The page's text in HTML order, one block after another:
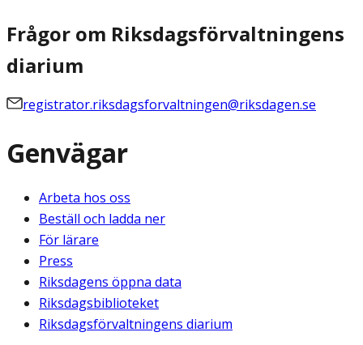
Frågor om Riksdagsförvaltningens
diarium
registrator.riksdagsforvaltningen@riksdagen.se
Genvägar
Arbeta hos oss
Beställ och ladda ner
För lärare
Press
Riksdagens öppna data
Riksdagsbiblioteket
Riksdagsförvaltningens diarium